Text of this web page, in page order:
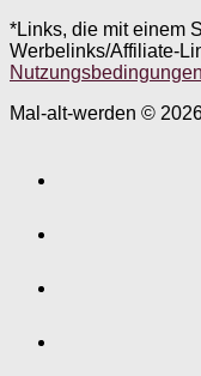
*Links, die mit einem
Werbelinks/Affiliate-
Nutzungsbedingungen
Mal-alt-werden ©